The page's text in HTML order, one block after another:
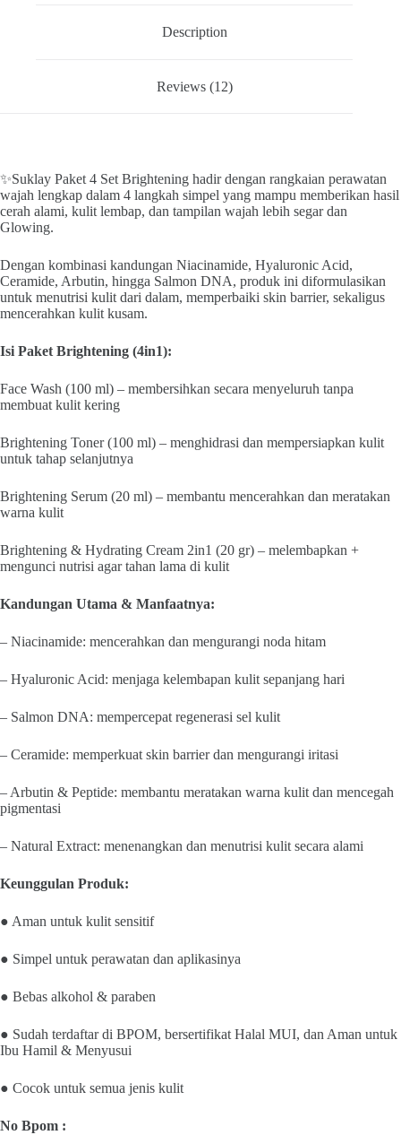
Description
Reviews (12)
✨Suklay Paket 4 Set Brightening hadir dengan rangkaian perawatan
wajah lengkap dalam 4 langkah simpel yang mampu memberikan hasil
cerah alami, kulit lembap, dan tampilan wajah lebih segar dan
Glowing.
Dengan kombinasi kandungan Niacinamide, Hyaluronic Acid,
Ceramide, Arbutin, hingga Salmon DNA, produk ini diformulasikan
untuk menutrisi kulit dari dalam, memperbaiki skin barrier, sekaligus
mencerahkan kulit kusam.
Isi Paket Brightening (4in1):
Face Wash (100 ml) – membersihkan secara menyeluruh tanpa
membuat kulit kering
Brightening Toner (100 ml) – menghidrasi dan mempersiapkan kulit
untuk tahap selanjutnya
Brightening Serum (20 ml) – membantu mencerahkan dan meratakan
warna kulit
Brightening & Hydrating Cream 2in1 (20 gr) – melembapkan +
mengunci nutrisi agar tahan lama di kulit
Kandungan Utama & Manfaatnya:
– Niacinamide: mencerahkan dan mengurangi noda hitam
– Hyaluronic Acid: menjaga kelembapan kulit sepanjang hari
– Salmon DNA: mempercepat regenerasi sel kulit
– Ceramide: memperkuat skin barrier dan mengurangi iritasi
– Arbutin & Peptide: membantu meratakan warna kulit dan mencegah
pigmentasi
– Natural Extract: menenangkan dan menutrisi kulit secara alami
Keunggulan Produk:
● Aman untuk kulit sensitif
● Simpel untuk perawatan dan aplikasinya
● Bebas alkohol & paraben
● Sudah terdaftar di BPOM, bersertifikat Halal MUI, dan Aman untuk
Ibu Hamil & Menyusui
● Cocok untuk semua jenis kulit
No Bpom :